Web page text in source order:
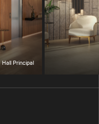
Hall Principal